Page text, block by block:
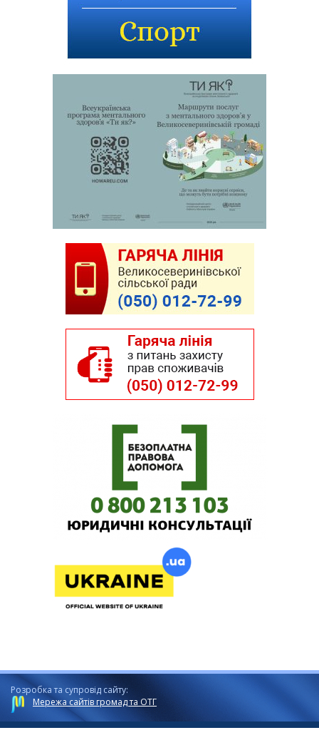
Розробка та супровід сайту:
Мережа сайтів громад та ОТГ